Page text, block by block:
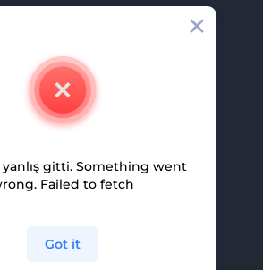
İletişim
Kariyer
Ortaklık Programı
yanlış gitti. Something went
Failed to fetch
Got it